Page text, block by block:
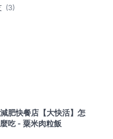
(3)
減肥快餐店【大快活】怎
麼吃 - 粟米肉粒飯